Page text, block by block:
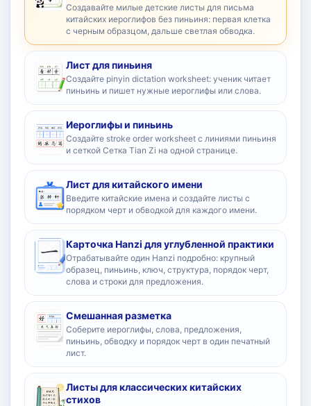
Создавайте милые детские листы для письма
китайских иероглифов без пиньиня: первая клетка
с черным образцом, дальше светлая обводка.
Лист для пиньиня
Создайте pinyin dictation worksheet: ученик читает
пиньинь и пишет нужные иероглифы или слова.
Иероглифы и пиньинь
Создайте stroke order worksheet с линиями пиньиня
и сеткой Сетка Tian Zi на одной странице.
Лист для китайского имени
Введите китайские имена и создайте листы с
порядком черт и обводкой для каждого имени.
Карточка Hanzi для углубленной практики
Отрабатывайте один Hanzi подробно: крупный
образец, пиньинь, ключ, структура, порядок черт,
слова и строки для предложения.
Смешанная разметка
Соберите иероглифы, слова, предложения,
пиньинь, обводку и порядок черт в один печатный
лист.
Листы для классических китайских
стихов